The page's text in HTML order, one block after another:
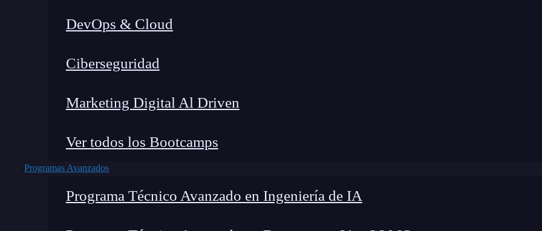
DevOps & Cloud
Ciberseguridad
Marketing Digital Al Driven
Ver todos los Bootcamps
Programas Avanzados
Programa Técnico Avanzado en Ingeniería de IA
Lucia Gómez Salgado
Home»Blog» Platform Engineering vs DevOps: Guía definitiva clave para Diferenciar y